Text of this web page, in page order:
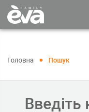
Головна Пошук
Введіть